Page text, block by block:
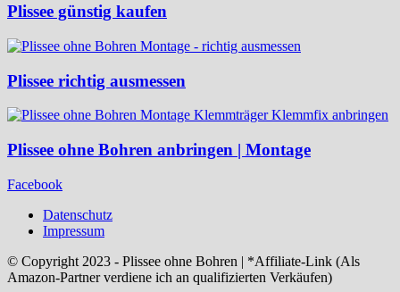
Plissee günstig kaufen
Plissee richtig ausmessen
Plissee ohne Bohren anbringen | Montage
Facebook
Datenschutz
Impressum
© Copyright 2023 - Plissee ohne Bohren | *Affiliate-Link (Als
Amazon-Partner verdiene ich an qualifizierten Verkäufen)